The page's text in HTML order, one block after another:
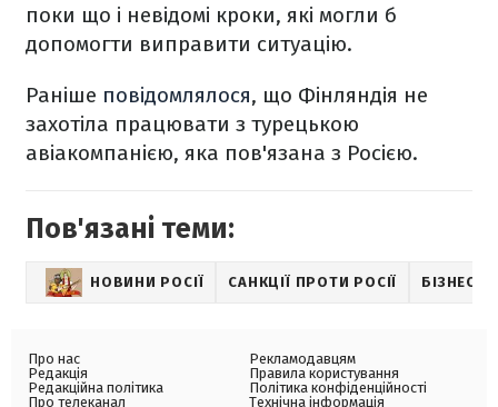
поки що і невідомі кроки, які могли б
допомогти виправити ситуацію.
Раніше повідомлялося, що Фінляндія не
захотіла працювати з турецькою
авіакомпанією, яка пов'язана з Росією.
Пов'язані теми:
НОВИНИ РОСІЇ САНКЦІЇ ПРОТИ РОСІЇ БІЗНЕС
Про нас
Редакція
Редакційна політика
Про телеканал
Рекламодавцям
Правила користування
Політика конфіденційності
Технічна інформація